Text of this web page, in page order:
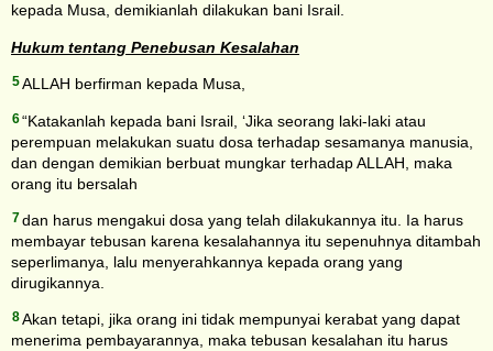
kepada Musa, demikianlah dilakukan bani Israil.
Hukum tentang Penebusan Kesalahan
5ALLAH berfirman kepada Musa,
6“Katakanlah kepada bani Israil, ‘Jika seorang laki-laki atau
perempuan melakukan suatu dosa terhadap sesamanya manusia,
dan dengan demikian berbuat mungkar terhadap ALLAH, maka
orang itu bersalah
7dan harus mengakui dosa yang telah dilakukannya itu. Ia harus
membayar tebusan karena kesalahannya itu sepenuhnya ditambah
seperlimanya, lalu menyerahkannya kepada orang yang
dirugikannya.
8Akan tetapi, jika orang ini tidak mempunyai kerabat yang dapat
menerima pembayarannya, maka tebusan kesalahan itu harus